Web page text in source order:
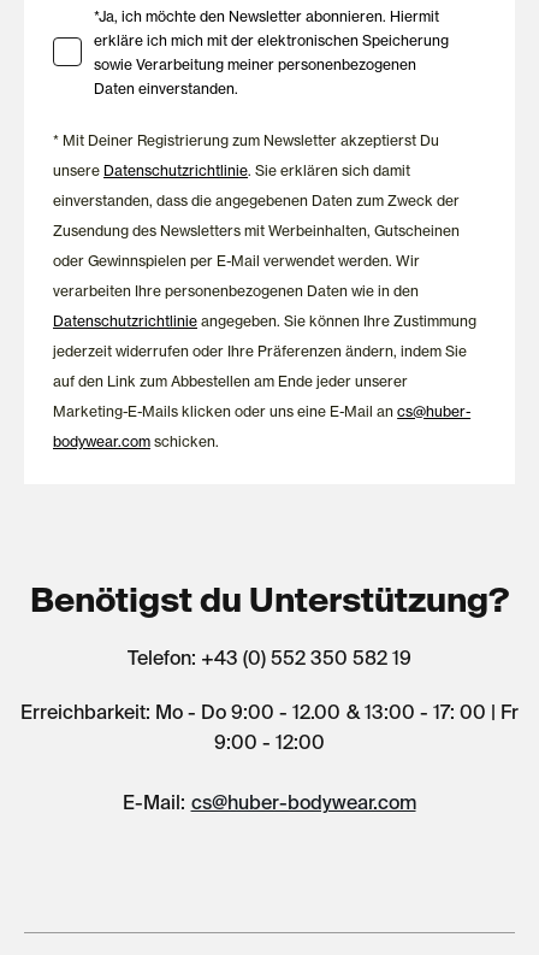
Ihre Zustimmung zu Marketing E-Mails
*Ja, ich möchte den Newsletter abonnieren. Hiermit
erkläre ich mich mit der elektronischen Speicherung
sowie Verarbeitung meiner personenbezogenen
Daten einverstanden.
* Mit Deiner Registrierung zum Newsletter akzeptierst Du
unsere Datenschutzrichtlinie. Sie erklären sich damit
einverstanden, dass die angegebenen Daten zum Zweck der
Zusendung des Newsletters mit Werbeinhalten, Gutscheinen
oder Gewinnspielen per E-Mail verwendet werden. Wir
verarbeiten Ihre personenbezogenen Daten wie in den
Datenschutzrichtlinie angegeben. Sie können Ihre Zustimmung
jederzeit widerrufen oder Ihre Präferenzen ändern, indem Sie
auf den Link zum Abbestellen am Ende jeder unserer
Marketing-E-Mails klicken oder uns eine E-Mail ancs@huber-
bodywear.com schicken.
Benötigst du Unterstützung?
Telefon: +43 (0) 552 350 582 19
Erreichbarkeit: Mo - Do 9:00 - 12.00 & 13:00 - 17: 00 | Fr
9:00 - 12:00
E-Mail: cs@huber-bodywear.com